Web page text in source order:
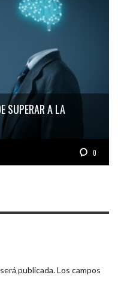
SUPERAR A LA
0
publicada.Los campos